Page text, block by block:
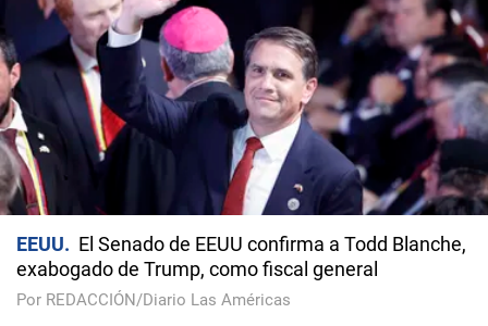
EEUU
El Senado de EEUU confirma a Todd Blanche,
exabogado de Trump, como fiscal general
Por REDACCIÓN/Diario Las Américas